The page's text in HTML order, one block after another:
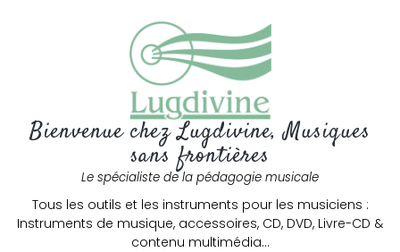
Bienvenue chez Lugdivine, Musiques
sans frontières
Le spécialiste de la pédagogie musicale
Tous les outils et les instruments pour les musiciens :
Instruments de musique, accessoires, CD, DVD, Livre-CD &
contenu multimédia…